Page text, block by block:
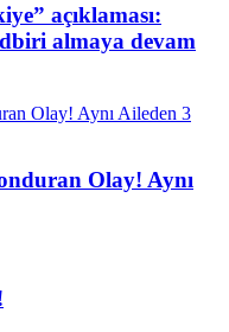
açıklaması:
almaya devam
Olay! Aynı